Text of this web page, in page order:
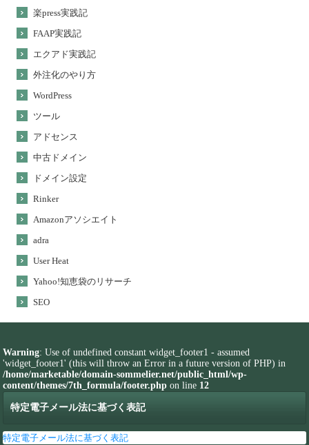
楽press実践記
FAAP実践記
エクアド実践記
外注化のやり方
WordPress
ツール
アドセンス
中古ドメイン
ドメイン設定
Rinker
Amazonアソシエイト
adra
User Heat
Yahoo!知恵袋のリサーチ
SEO
Warning: Use of undefined constant widget_footer1 - assumed
'widget_footer1' (this will throw an Error in a future version of PHP) in
/home/marketable/domain-sommelier.net/public_html/wp-
content/themes/7th_formula/footer.php on line 12
特定電子メール法に基づく表記
特定電子メール法に基づく表記